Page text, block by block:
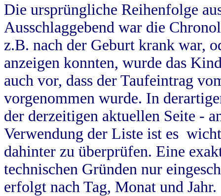
Die ursprüngliche Reihenfolge
Ausschlaggebend war die
z.B. nach der Geburt krank war,
anzeigen konnten, wurde das
auch vor, dass der Taufeintrag
vorgenommen wurde. In
der derzeitigen aktuellen Seite -
Verwendung der Liste ist es
dahinter zu überprüfen. Eine
technischen Gründen nur
erfolgt nach Tag, Monat und Jahr.